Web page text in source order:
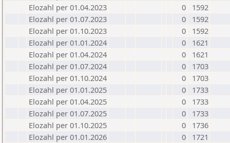
Elozahl per 01.04.2023
0
1592
Elozahl per 01.07.2023
0
1592
Elozahl per 01.10.2023
0
1592
Elozahl per 01.01.2024
0
1621
Elozahl per 01.04.2024
0
1621
Elozahl per 01.07.2024
0
1703
Elozahl per 01.10.2024
0
1703
Elozahl per 01.01.2025
0
1733
Elozahl per 01.04.2025
0
1733
Elozahl per 01.07.2025
0
1733
Elozahl per 01.10.2025
0
1736
Elozahl per 01.01.2026
0
1721